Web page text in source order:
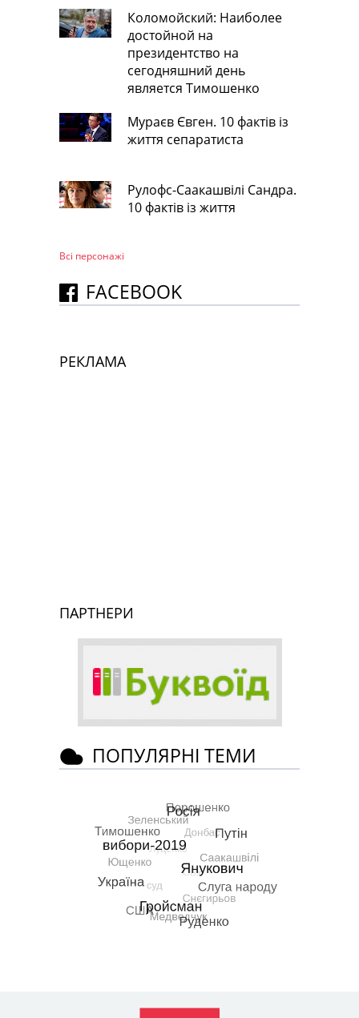
Коломойский: Наиболее
достойной на
президентство на
сегодняшний день
является Тимошенко
Мураєв Євген. 10 фактів із
життя сепаратиста
Рулофс-Саакашвілі Сандра.
10 фактів із життя
Всі персонажi
FACEBOOK
РЕКЛАМА
ПАРТНЕРИ
ПОПУЛЯРНІ ТЕМИ